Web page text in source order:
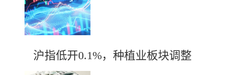
沪指低开0.1%，种植业板块调整